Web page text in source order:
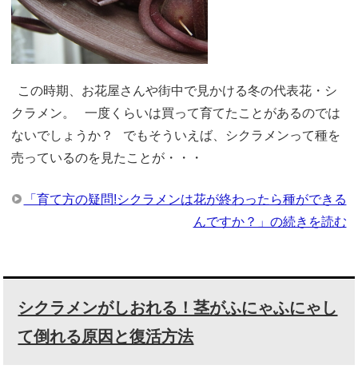
この時期、お花屋さんや街中で見かける冬の代表花・シ
クラメン。 一度くらいは買って育てたことがあるのでは
ないでしょうか？ でもそういえば、シクラメンって種を
売っているのを見たことが・・・
「育て方の疑問!シクラメンは花が終わったら種ができる
んですか？」の続きを読む
シクラメンがしおれる！茎がふにゃふにゃし
て倒れる原因と復活方法